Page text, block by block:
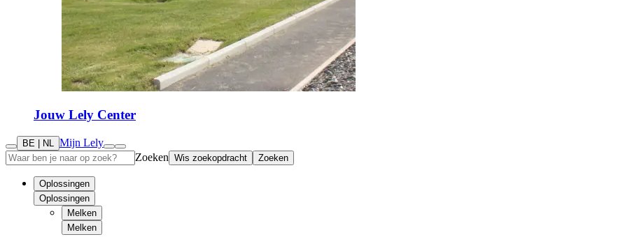
Jouw Lely Center
BE | NL
Mijn Lely
Zoeken Wis zoekopdracht Zoeken
Oplossingen
Oplossingen
Melken
Melken